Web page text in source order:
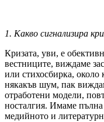
1. Какво сигнализира
Кризата, уви, е
вестниците, виждаме
или стихосбирка, около
някакъв шум, пак
отработени модели,
носталгия. Имаме
медийното и